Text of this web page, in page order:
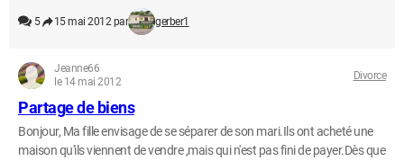
5 15 mai 2012 par gerber1
Jeanne66
le 14 mai 2012
Divorce
Partage de biens
Bonjour, Ma fille envisage de se séparer de son mari.Ils ont acheté une
maison qu'ils viennent de vendre ,mais qui n'est pas fini de payer.Dès que